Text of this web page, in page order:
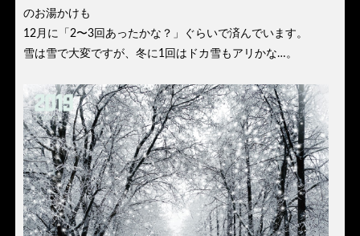
のお湯かけも
12月に「2〜3回あったかな？」ぐらいで済んでいます。
雪は雪で大変ですが、冬に1回はドカ雪もアリかな…。